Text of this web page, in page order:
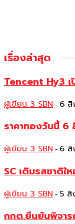
เรื่องล่าสุด
Tencent Hy3 เ
ผู้เขียน 3 SBN - 6 สิ
ราคาทองวันนี้
ผู้เขียน 3 SBN - 6 สิ
SC เติมรสชาติ
ผู้เขียน 3 SBN - 5 สิ
กกต.ยืนยันพิจาร